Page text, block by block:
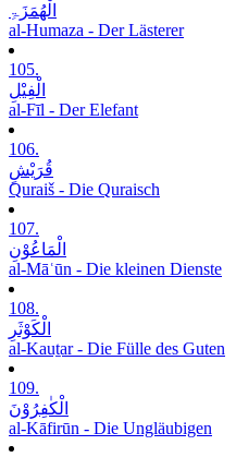
الْھُمَزَۃِ
al-Humaza - Der Lästerer
105.
الْفِیْلِ
al-Fīl - Der Elefant
106.
قُرَیْشٍ
Quraiš - Die Quraisch
107.
الْمَاعُوْنِ
al-Māʿūn - Die kleinen Dienste
108.
الْکَوْثَرِ
al-Kauṯar - Die Fülle des Guten
109.
الْکٰفِرُوْنَ
al-Kāfirūn - Die Ungläubigen